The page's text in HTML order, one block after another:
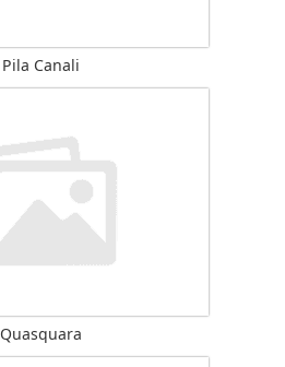
Pila Canali
Quasquara